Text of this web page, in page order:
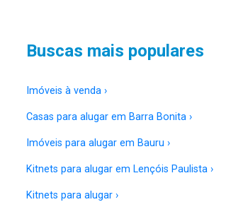
Buscas mais populares
Imóveis à venda ›
Casas para alugar em Barra Bonita ›
Imóveis para alugar em Bauru ›
Kitnets para alugar em Lençóis Paulista ›
Kitnets para alugar ›